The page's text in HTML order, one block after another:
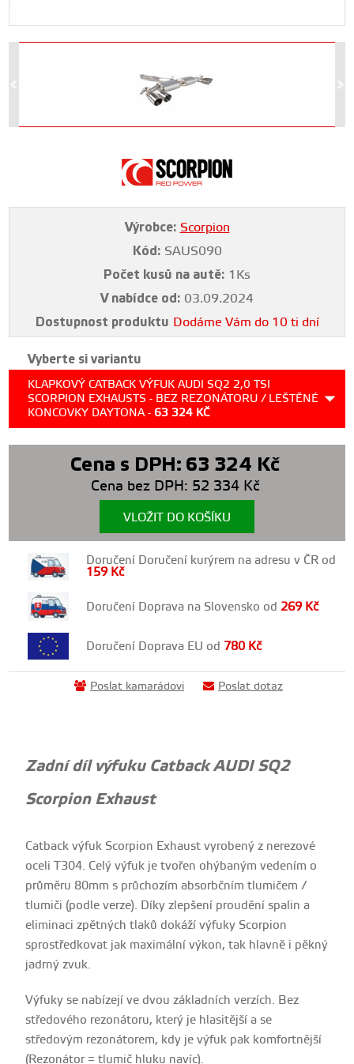
Výrobce: Scorpion
Kód: SAUS090
Počet kusů na autě: 1Ks
V nabídce od: 03.09.2024
Dostupnost produktu Dodáme Vám do 10 ti dní
Vyberte si variantu
KLAPKOVÝ CATBACK VÝFUK AUDI SQ2 2,0 TSI
SCORPION EXHAUSTS - BEZ REZONÁTORU / LEŠTĚNÉ
KONCOVKY DAYTONA -63 324 KČ
Cena s DPH: 63 324 Kč
Cena bez DPH: 52 334 Kč
VLOŽIT DO KOŠÍKU
Doručení Doručení kurýrem na adresu v ČR od
159 Kč
Doručení Doprava na Slovensko od269 Kč
Doručení Doprava EU od 780 Kč
Poslat kamarádovi Poslat dotaz
Zadní díl výfuku Catback AUDI SQ2
Scorpion Exhaust
Catback výfuk Scorpion Exhaust vyrobený z nerezové
oceli T304. Celý výfuk je tvořen ohýbaným vedením o
průměru 80mm s průchozím absorbčním tlumičem /
tlumiči (podle verze). Díky zlepšení proudění spalin a
eliminaci zpětných tlaků dokáží výfuky Scorpion
sprostředkovat jak maximální výkon, tak hlavně i pěkný
jadrný zvuk.
Výfuky se nabízejí ve dvou základních verzích. Bez
středového rezonátoru, který je hlasitější a se
středovým rezonátorem, kdy je výfuk pak komfortnější
(Rezonátor = tlumič hluku navíc).